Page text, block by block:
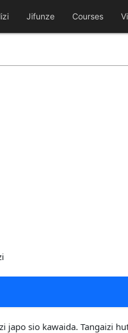
Jifunze Courses
japo sio kawaida. Tangaizi